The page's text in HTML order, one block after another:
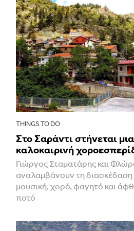
THINGS TO DO
Στο Σαράντι στήνεται
καλοκαιρινή
Γιώργος Σταματάρης και
αναλαμβάνουν τη διασκέδαση
μουσική, χορό, φαγητό και
ποτό